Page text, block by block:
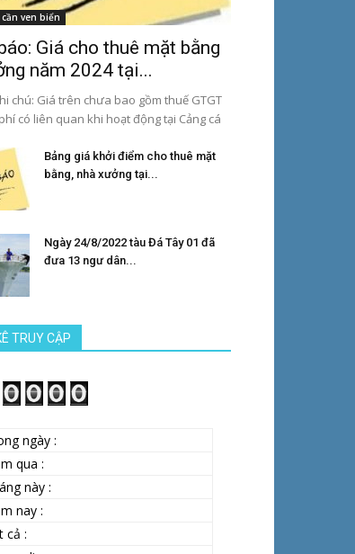
ven biển
Giá cho thuê mặt bằng
năm 2024 tại...
chú: Giá trên chưa bao gồm thuế GTGT
có liên quan khi hoạt động tại Cảng cá
Bảng giá khởi điểm cho thuê mặt
bằng, nhà xưởng tại...
Ngày 24/8/2022 tàu Đá Tây 01 đã
đưa 13 ngư dân...
TRUY CẬP
ngày :
qua :
này :
nay :
cả :